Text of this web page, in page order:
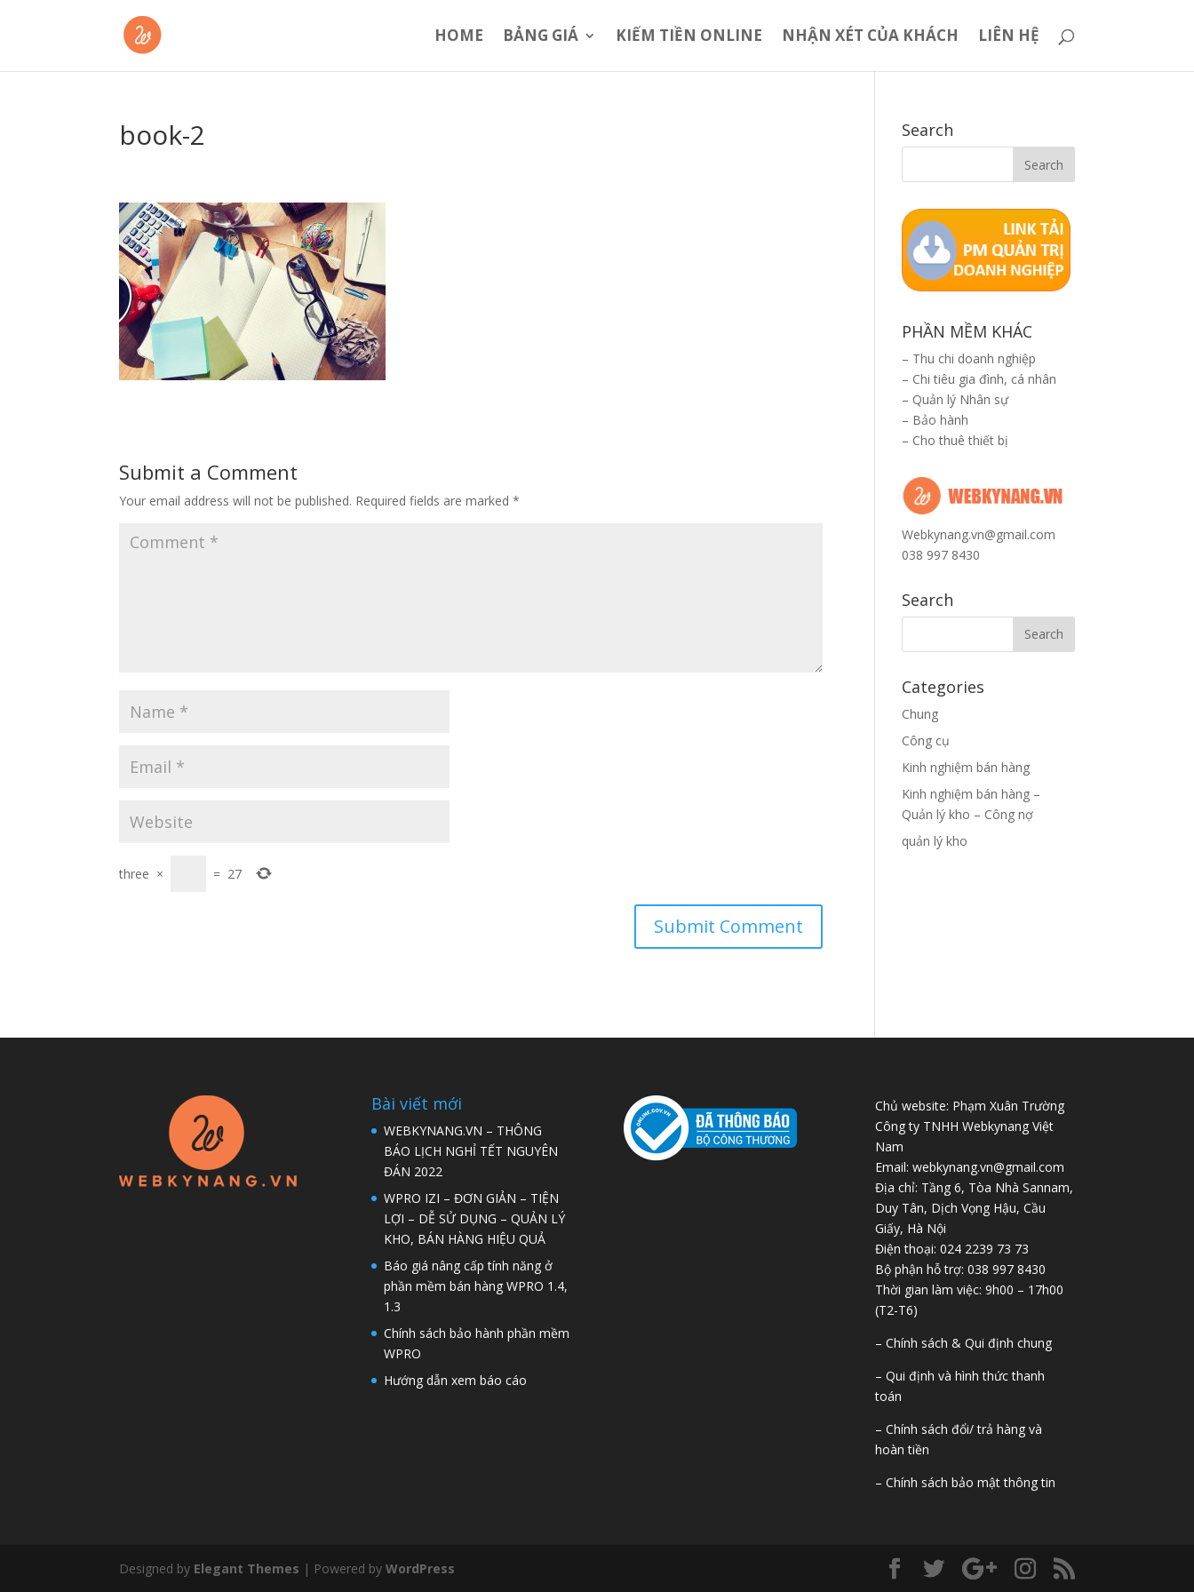
HOME BẢNG GIÁ KIẾM TIỀN ONLINE NHẬN XÉT CỦA KHÁCH LIÊN HỆ
book-2
Submit a Comment
Your email address will not be published. Required fields are marked*
three × = 27
Search
PHẦN MỀM KHÁC
– Thu chi doanh nghiệp
– Chi tiêu gia đình, cá nhân
– Quản lý Nhân sự
– Bảo hành
– Cho thuê thiết bị
Webkynang.vn@gmail.com
038 997 8430
Search
Categories
Chung
Công cụ
Kinh nghiệm bán hàng
Kinh nghiệm bán hàng –
Quản lý kho – Công nợ
quản lý kho
Bài viết mới
WEBKYNANG.VN – THÔNG
BÁO LỊCH NGHỈ TẾT NGUYÊN
ĐÁN 2022
WPRO IZI – ĐƠN GIẢN – TIỆN
LỢI – DỄ SỬ DỤNG – QUẢN LÝ
KHO, BÁN HÀNG HIỆU QUẢ
Báo giá nâng cấp tính năng ở
phần mềm bán hàng WPRO 1.4,
1.3
Chính sách bảo hành phần mềm
WPRO
Hướng dẫn xem báo cáo
Chủ website: Phạm Xuân Trường
Công ty TNHH Webkynang Việt
Nam
Email: webkynang.vn@gmail.com
Địa chỉ: Tầng 6, Tòa Nhà Sannam,
Duy Tân, Dịch Vọng Hậu, Cầu
Giấy, Hà Nội
Điện thoại: 024 2239 73 73
Bộ phận hỗ trợ: 038 997 8430
Thời gian làm việc: 9h00 – 17h00
(T2-T6)
– Chính sách & Qui định chung
– Qui định và hình thức thanh
toán
– Chính sách đổi/ trả hàng và
hoàn tiền
– Chính sách bảo mật thông tin
Designed by Elegant Themes | Powered byWordPress